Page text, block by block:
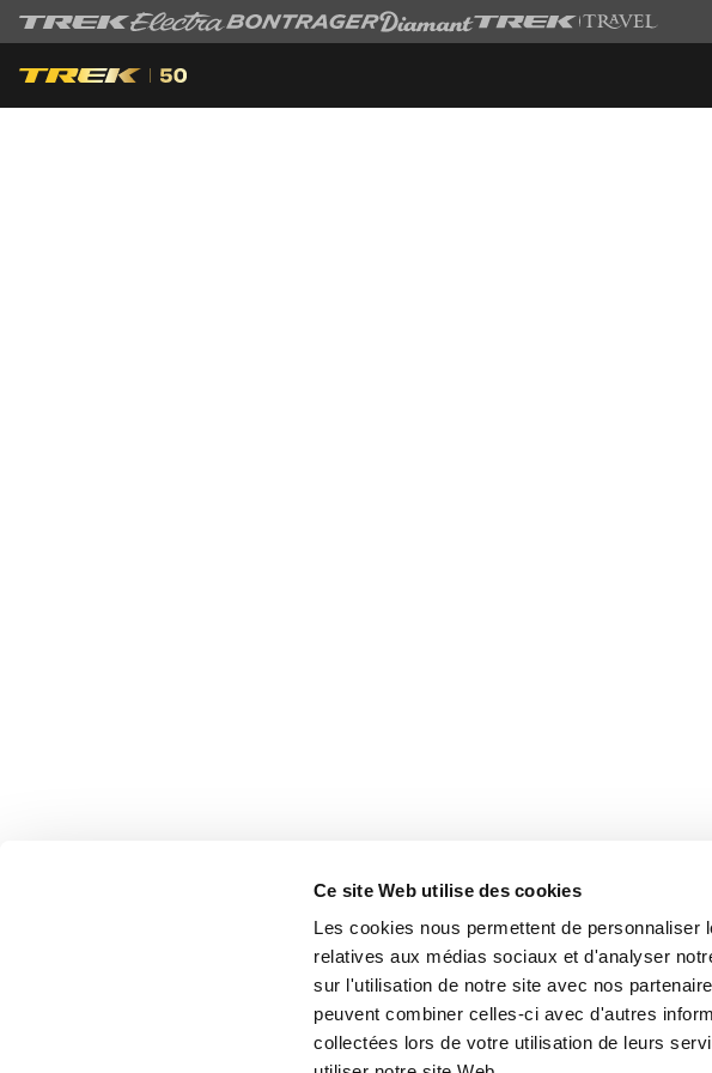
Ce site Web utilise des cookies
Les cookies nous permettent de
relatives aux médias sociaux et d'analyser
sur l'utilisation de notre site avec nos
peuvent combiner celles-ci avec d'autres
collectées lors de votre utilisation de leurs